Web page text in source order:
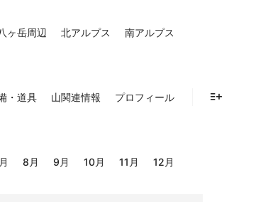
ヶ岳周辺 北アルプス 南アルプス
・道具 山関連情報 プロフィール
8月 9月 10月 11月 12月